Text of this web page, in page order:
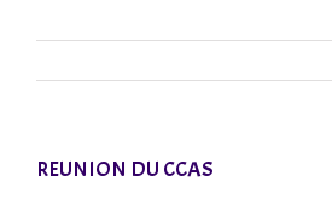
REUNION DU CCAS